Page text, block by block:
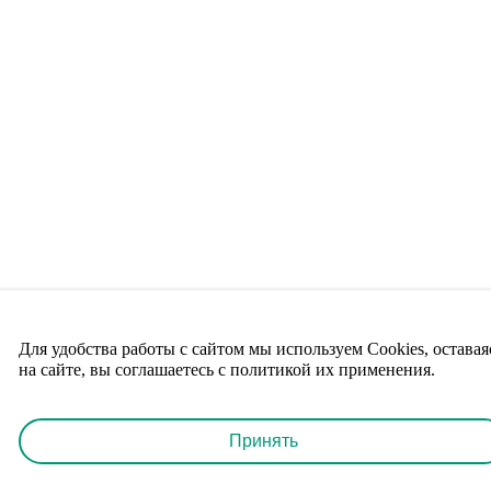
Для удобства работы с сайтом мы используем Cookies,
на сайте, вы соглашаетесь с политикой их применения.
Принять